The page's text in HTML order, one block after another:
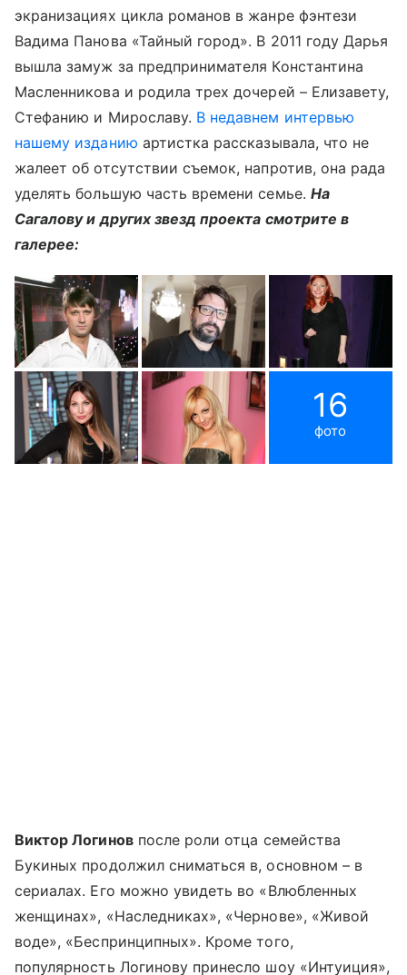
экранизациях цикла романов в жанре фэнтези
Вадима Панова «Тайный город». В 2011 году Дарья
вышла замуж за предпринимателя Константина
Масленникова и родила трех дочерей – Елизавету,
Стефанию и Мирославу. В недавнем интервью
нашему изданию артистка рассказывала, что не
жалеет об отсутствии съемок, напротив, она рада
уделять большую часть времени семье. На
Сагалову и других звезд проекта смотрите в
галерее:
16
фото
Виктор Логиновпосле роли отца семейства
Букиных продолжил сниматься в, основном – в
сериалах. Его можно увидеть во «Влюбленных
женщинах», «Наследниках», «Чернове», «Живой
воде», «Беспринципных». Кроме того,
популярность Логинову принесло шоу «Интуиция»,